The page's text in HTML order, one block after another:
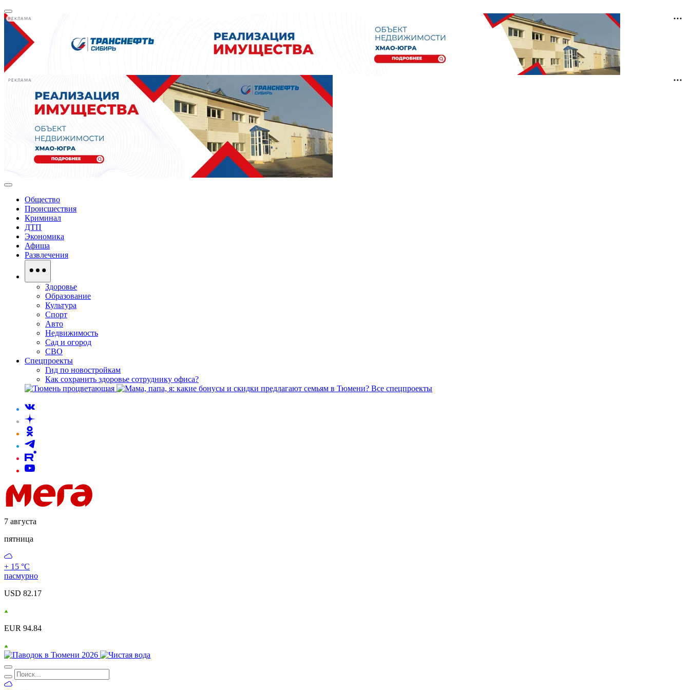
РЕКЛАМА
РЕКЛАМА
Общество
Происшествия
Криминал
ДТП
Экономика
Афиша
Развлечения
Здоровье
Образование
Культура
Спорт
Авто
Недвижимость
Сад и огород
СВО
Спецпроекты
Гид по новостройкам
Как сохранить здоровье сотруднику офиса?
Все спецпроекты
7 августа
пятница
+ 15 °С
пасмурно
USD 82.17
EUR 94.84